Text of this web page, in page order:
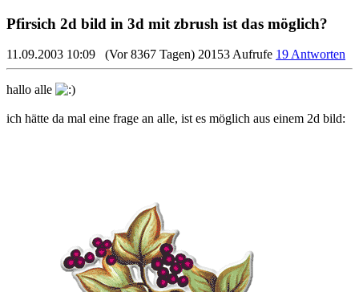
Pfirsich 2d bild in 3d mit zbrush ist das möglich?
11.09.2003 10:09 (Vor 8367 Tagen) 20153 Aufrufe 19 Antworten
hallo alle
ich hätte da mal eine frage an alle, ist es möglich aus einem 2d bild: